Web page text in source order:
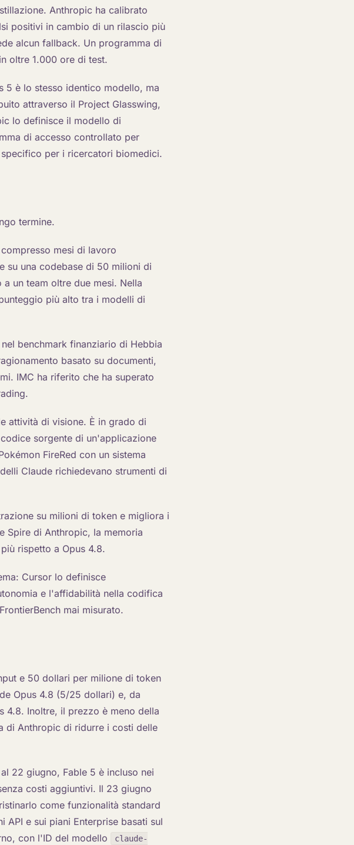
Anthropic ha calibrato
positivi in cambio di un rilascio più
alcun fallback. Un programma di
oltre 1.000 ore di test.
5 è lo stesso identico modello, ma
attraverso il Project Glasswing,
lo definisce il modello di
di accesso controllato per
per i ricercatori biomedici.
termine.
mesi di lavoro
su una codebase di 50 milioni di
un team oltre due mesi. Nella
più alto tra i modelli di
benchmark finanziario di Hebbia
basato su documenti,
IMC ha riferito che ha superato
attività di visione. È in grado di
sorgente di un'applicazione
FireRed con un sistema
Claude richiedevano strumenti di
su milioni di token e migliora i
Spire di Anthropic, la memoria
rispetto a Opus 4.8.
Cursor lo definisce
e l'affidabilità nella codifica
mai misurato.
e 50 dollari per milione di token
Opus 4.8 (5/25 dollari) e, da
4.8. Inoltre, il prezzo è meno della
di Anthropic di ridurre i costi delle
22 giugno, Fable 5 è incluso nei
costi aggiuntivi. Il 23 giugno
come funzionalità standard
e sui piani Enterprise basati sul
con l'ID del modello
claude-